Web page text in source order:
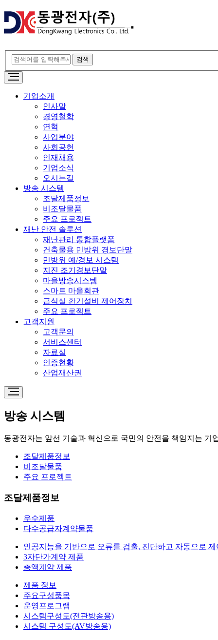
기업소개
인사말
경영철학
연혁
사업분야
사회공헌
인재채용
기업소식
오시는길
방송 시스템
조달제품정보
비조달물품
주요 프로젝트
재난 안전 솔루션
재난관리 통합플랫폼
건축물용 민방위 경보단말
민방위 예/경보 시스템
지진 조기경보단말
마을방송시스템
스마트 마을회관
급식실 환기설비 제어장치
주요 프로젝트
고객지원
고객문의
서비스센터
자료실
인증현황
산업재산권
방송 시스템
동광전자는 앞선 기술과 혁신으로 국민의 안전을 책임지는 기
조달제품정보
비조달물품
주요 프로젝트
조달제품정보
우수제품
다수공급자계약물품
인공지능을 기반으로 오류를 검출, 진단하고 자동으로
3자단가계약 제품
총액계약 제품
제품 정보
주요구성품목
운영프로그램
시스템구성도(전관방송용)
시스템 구성도(AV방송용)